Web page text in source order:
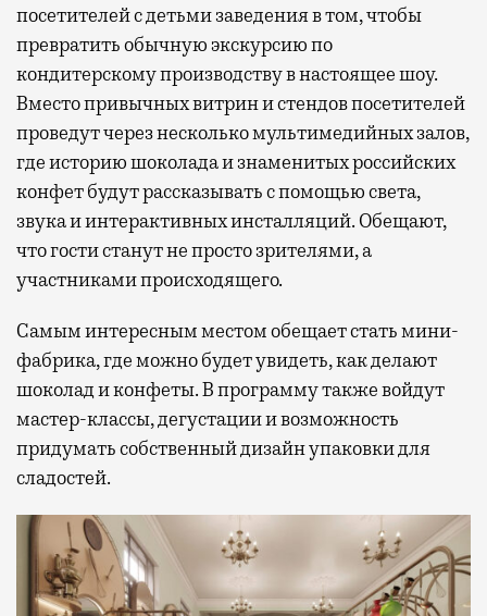
посетителей с детьми заведения в том, чтобы
превратить обычную экскурсию по
кондитерскому производству в настоящее шоу.
Вместо привычных витрин и стендов посетителей
проведут через несколько мультимедийных залов,
где историю шоколада и знаменитых российских
конфет будут рассказывать с помощью света,
звука и интерактивных инсталляций. Обещают,
что гости станут не просто зрителями, а
участниками происходящего.
Самым интересным местом обещает стать мини-
фабрика, где можно будет увидеть, как делают
шоколад и конфеты. В программу также войдут
мастер-классы, дегустации и возможность
придумать собственный дизайн упаковки для
сладостей.